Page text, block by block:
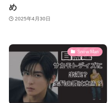
め
2025年4月30日
Snow Man